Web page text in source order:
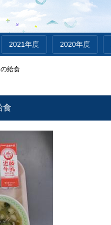
2021年度 2020年度
給食
食